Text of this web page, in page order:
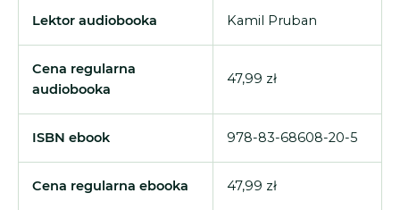
Lektor audiobooka Kamil Pruban
Cena regularna
audiobooka
47,99 zł
ISBN ebook 978-83-68608-20-5
Cena regularna ebooka 47,99 zł